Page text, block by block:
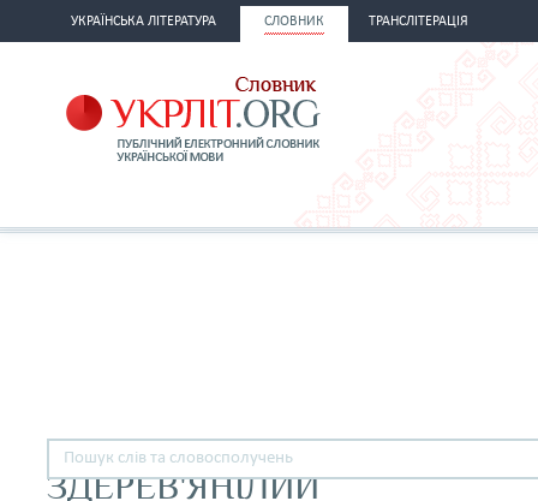
УКРАЇНСЬКА ЛІТЕРАТУРА СЛОВНИК ТРАНСЛІТЕРАЦІЯ
ЗДЕРЕВ'ЯНІЛИЙ